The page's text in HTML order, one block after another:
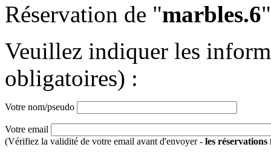
Réservation de "marbles.6
Veuillez indiquer les
obligatoires) :
Votre nom/pseudo
Votre email
(Vérifiez la validité de votre email avant d'envoyer - les réservations